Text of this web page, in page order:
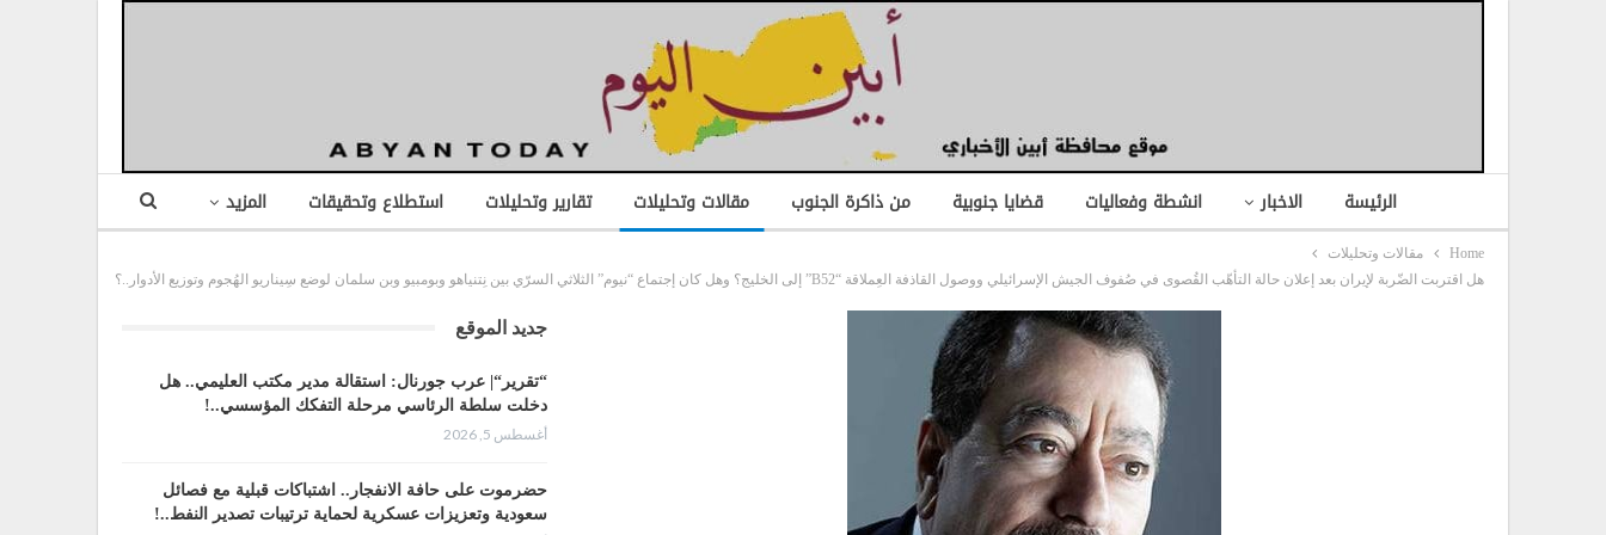
الرئيسة الاخبار انشطة وفعاليات قضايا جنوبية من ذاكرة الجنوب مقالات وتحليلات تقارير وتحليلات استطلاع وتحقيقات المزيد
Home
مقالات وتحليلات
هل اقتربت الضّربة لإيران بعد إعلان حالة التأهّب القُصوى في صُفوف الجيش الإسرائيلي ووصول القاذفة العِملاقة “B52” إلى الخليج؟ وهل كان إجتماع “نيوم” الثلاثي السرّي بين نِتنياهو وبومبيو وبن سلمان لوضع سِيناريو الهُجوم وتوزيع الأدوار..؟
جديد الموقع
“تقرير“| عرب جورنال: استقالة مدير مكتب العليمي.. هل
دخلت سلطة الرئاسي مرحلة التفكك المؤسسي..!
أغسطس 5, 2026
حضرموت على حافة الانفجار.. اشتباكات قبلية مع فصائل
سعودية وتعزيزات عسكرية لحماية ترتيبات تصدير النفط..!